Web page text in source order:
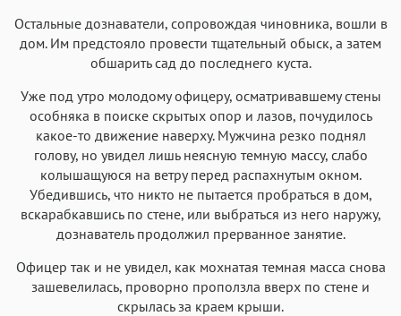
Остальные дознаватели, сопровождая чиновника, вошли в
дом. Им предстояло провести тщательный обыск, а затем
обшарить сад до последнего куста.
Уже под утро молодому офицеру, осматривавшему стены
особняка в поиске скрытых опор и лазов, почудилось
какое-то движение наверху. Мужчина резко поднял
голову, но увидел лишь неясную темную массу, слабо
колышащуюся на ветру перед распахнутым окном.
Убедившись, что никто не пытается пробраться в дом,
вскарабкавшись по стене, или выбраться из него наружу,
дознаватель продолжил прерванное занятие.
Офицер так и не увидел, как мохнатая темная масса снова
зашевелилась, проворно проползла вверх по стене и
скрылась за краем крыши.